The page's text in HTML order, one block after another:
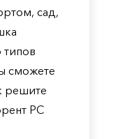
сад,
типов
сможете
решите
PC